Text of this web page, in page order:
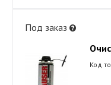
Под заказ
Код